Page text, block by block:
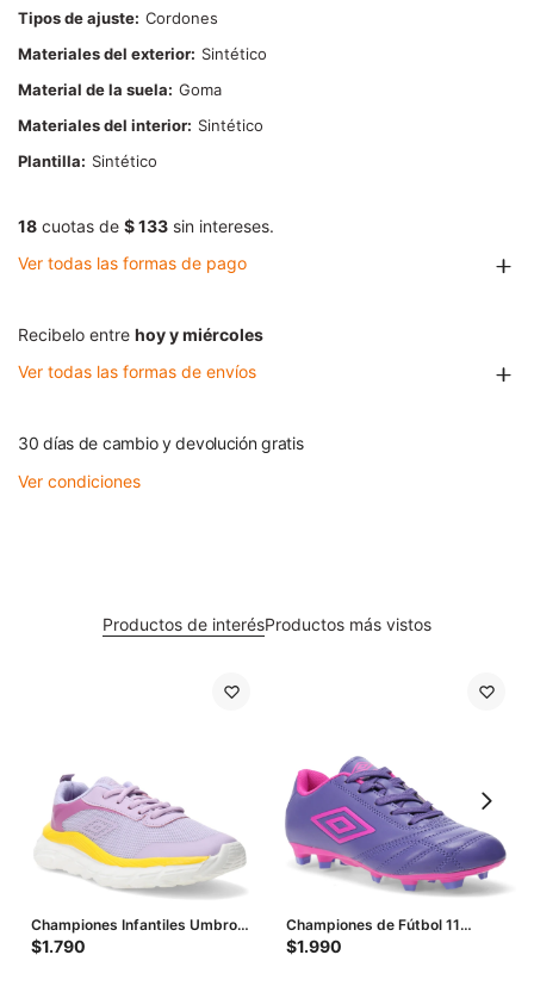
Tipos de ajuste Cordones
Materiales del exterior
Sintético
Material de la suela
Goma
Materiales del interior
Sintético
Plantilla
Sintético
18 cuotas de $ 133 sin intereses.
Ver todas las formas de pago
Recibelo entre hoy y miércoles
Ver todas las formas de envíos
30 días de cambio y devolución gratis
Ver condiciones
Productos de interésProductos más vistos
Championes Infantiles Umbro
Core - Violeta - Amarillo
$1.790
Championes de Fútbol 11
Infantiles Umbro Classico II HG
$1.990